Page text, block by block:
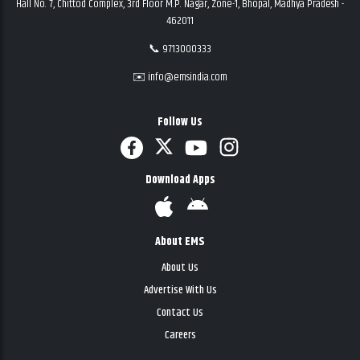
Hall No. 7, Chittod Complex, 3rd Floor M.P. Nagar, Zone-1, Bhopal, Madhya Pradesh -
462011
📞 9713000333
✉️ info@emsindia.com
Follow Us
Download Apps
About EMS
About Us
Advertise With Us
Contact Us
Careers